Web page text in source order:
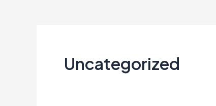
Uncategorized